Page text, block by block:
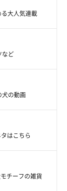
大人気連載
など
犬の動画
はこちら
チーフの雑貨